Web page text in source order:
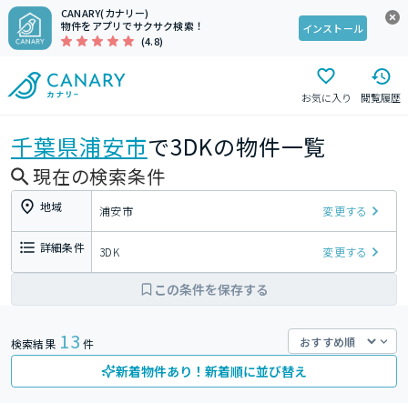
CANARY(カナリー)
物件をアプリでサクサク検索！
(4.8)
インストール
お気に入り 閲覧履歴
千葉県浦安市で3DKの物件一覧
現在の検索条件
地域 浦安市 変更する
詳細条件 3DK 変更する
この条件を保存する
検索結果 13 件
新着物件あり！新着順に並び替え